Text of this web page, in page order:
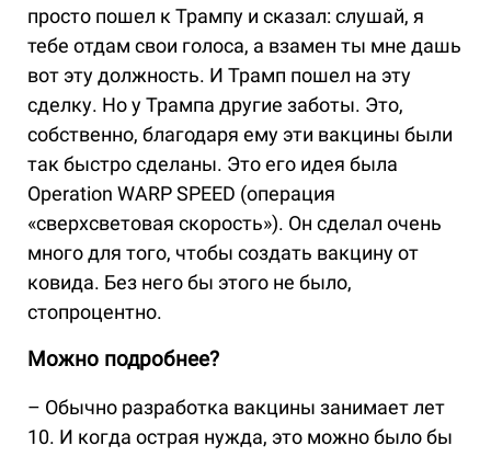
просто пошел к Трампу и сказал: слушай, я
тебе отдам свои голоса, а взамен ты мне дашь
вот эту должность. И Трамп пошел на эту
сделку. Но у Трампа другие заботы. Это,
собственно, благодаря ему эти вакцины были
так быстро сделаны. Это его идея была
Operation WARP SPEED (операция
«сверхсветовая скорость»). Он сделал очень
много для того, чтобы создать вакцину от
ковида. Без него бы этого не было,
стопроцентно.
Можно подробнее?
– Обычно разработка вакцины занимает лет
10. И когда острая нужда, это можно было бы